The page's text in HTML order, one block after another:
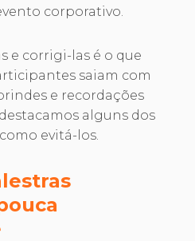
corporativo.
e corrigi-las é o que
saiam com
e recordações
alguns dos
evitá-los.